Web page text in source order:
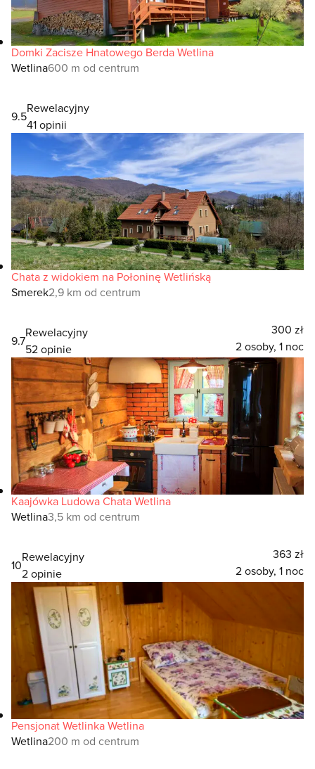
Domki Zacisze Hnatowego Berda Wetlina
Wetlina600 m od centrum
9.5
Rewelacyjny
41 opinii
Chata z widokiem na Połoninę Wetlińską
Smerek2,9 km od centrum
9.7
Rewelacyjny
52 opinie
300 zł
2 osoby, 1 noc
Kaajówka Ludowa Chata Wetlina
Wetlina3,5 km od centrum
10
Rewelacyjny
2 opinie
363 zł
2 osoby, 1 noc
Pensjonat Wetlinka Wetlina
Wetlina200 m od centrum